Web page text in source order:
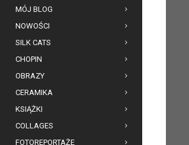
MÓJ BLOG
NOWOŚCI
SILK CATS
CHOPIN
OBRAZY
CERAMIKA
KSIĄŻKI
COLLAGES
FOTOREPORTAŻE